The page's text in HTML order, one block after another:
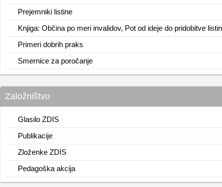
Prejemniki listine
Knjiga: Občina po meri invalidov, Pot od ideje do pridobitve
Primeri dobrih praks
Smernice za poročanje
Založništvo
Glasilo ZDIS
Publikacije
Zloženke ZDIS
Pedagoška akcija